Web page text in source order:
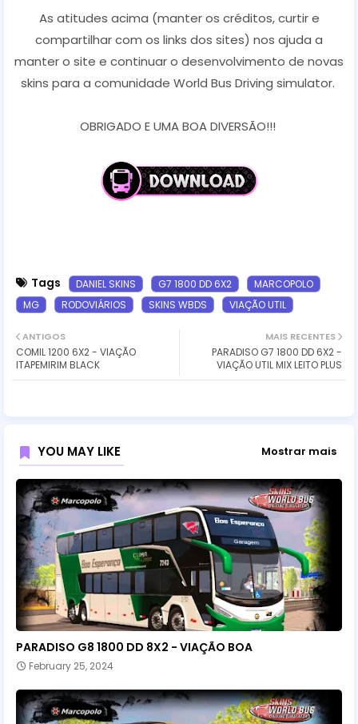
As atitudes acima (manter os créditos, curtir e
compartilhar com os links dos sites) nos ajuda a
manter o site e continuar o desenvolvimento de novas
skins para a comunidade World Bus Driving simulator.
OBRIGADO E UMA BOA DIVERSÃO!!!
Tags DANIEL SKINS G7 1800 DD 6X2
MARCOPOLO
MG
RODOVIÁRIOS SKINS WBDS VIAÇÃO UTIL
MAIS RECENTES
PARADISO G7 1800 DD 6X2 -
VIAÇÃO UTIL MIX LEITO PLUS
ANTIGOS
COMIL 1200 6X2 - VIAÇÃO
ITAPEMIRIM BLACK
YOU MAY LIKE Mostrar mais
PARADISO G8 1800 DD 8X2 - VIAÇÃO BOA
February 25, 2024